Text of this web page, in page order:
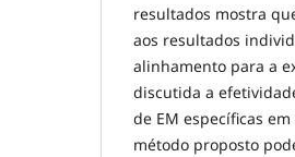
resultados mostra
aos resultados
alinhamento para a
discutida a
de EM específicas
método proposto